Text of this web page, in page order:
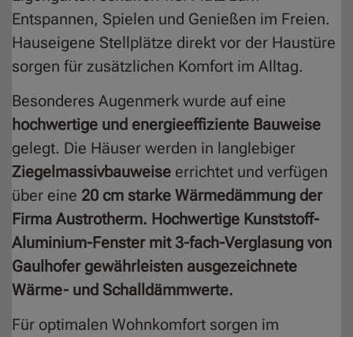
Entspannen, Spielen und Genießen im Freien.
Hauseigene Stellplätze direkt vor der Haustüre
sorgen für zusätzlichen Komfort im Alltag.
Besonderes Augenmerk wurde auf eine
hochwertige und energieeffiziente Bauweise
gelegt. Die Häuser werden in langlebiger
Ziegelmassivbauweise errichtet und verfügen
über eine 20 cm starke Wärmedämmung der
Firma Austrotherm. Hochwertige Kunststoff-
Aluminium-Fenster mit 3-fach-Verglasung von
Gaulhofer gewährleisten ausgezeichnete
Wärme- und Schalldämmwerte.
Für optimalen Wohnkomfort sorgen im